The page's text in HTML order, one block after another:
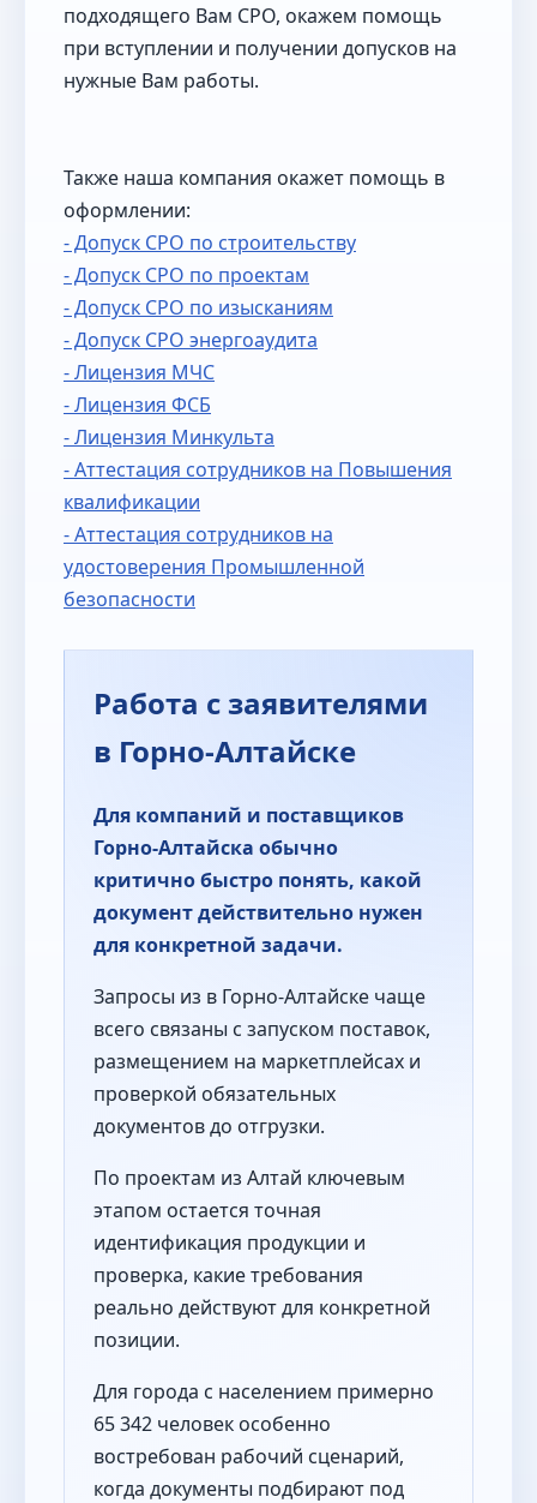
подходящего Вам СРО, окажем помощь
при вступлении и получении допусков на
нужные Вам работы.
Также наша компания окажет помощь в
оформлении:
- Допуск СРО по строительству
- Допуск СРО по проектам
- Допуск СРО по изысканиям
- Допуск СРО энергоаудита
- Лицензия МЧС
- Лицензия ФСБ
- Лицензия Минкульта
- Аттестация сотрудников на Повышения
квалификации
- Аттестация сотрудников на
удостоверения Промышленной
безопасности
Работа с заявителями
в Горно-Алтайске
Для компаний и поставщиков
Горно-Алтайска обычно
критично быстро понять, какой
документ действительно нужен
для конкретной задачи.
Запросы из в Горно-Алтайске чаще
всего связаны с запуском поставок,
размещением на маркетплейсах и
проверкой обязательных
документов до отгрузки.
По проектам из Алтай ключевым
этапом остается точная
идентификация продукции и
проверка, какие требования
реально действуют для конкретной
позиции.
Для города с населением примерно
65 342 человек особенно
востребован рабочий сценарий,
когда документы подбирают под